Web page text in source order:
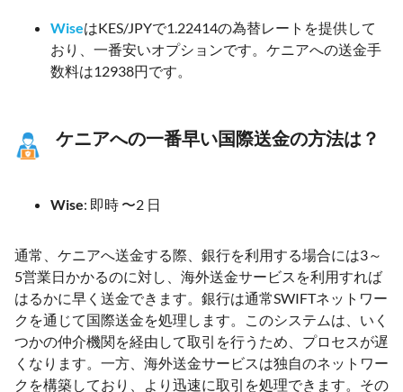
WiseはKES/JPYで1.22414の為替レートを提供して
おり、一番安いオプションです。ケニアへの送金手
数料は12938円です。
ケニアへの一番早い国際送金の方法は？
Wise: 即時 〜2 日
通常、ケニアへ送金する際、銀行を利用する場合には3～
5営業日かかるのに対し、海外送金サービスを利用すれば
はるかに早く送金できます。銀行は通常SWIFTネットワー
クを通じて国際送金を処理します。このシステムは、いく
つかの仲介機関を経由して取引を行うため、プロセスが遅
くなります。一方、海外送金サービスは独自のネットワー
クを構築しており、より迅速に取引を処理できます。その